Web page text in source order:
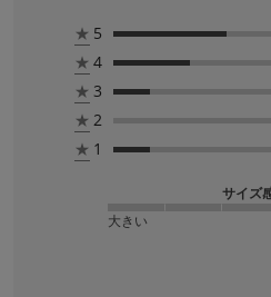
★ 5
★ 4
★ 3
★ 2
★ 1
サイズ
大きい